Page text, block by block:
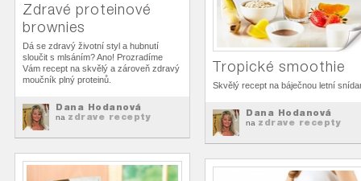
Zdravé proteinové
brownies
Dá se zdravý životní styl a hubnutí
sloučit s mlsáním? Ano! Prozradíme
Vám recept na skvělý a zároveň zdravý
moučník plný proteinů.
Dana Hodanová
na zdrave recepty
Tropické smoothie
Skvělý recept na báječnou letní
Dana Hodanová
na zdrave recepty